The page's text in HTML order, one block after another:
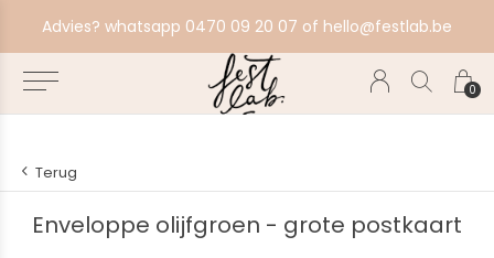
0
Advies? whatsapp 0470 09 20 07 of hello@festlab.be
Terug
Enveloppe olijfgroen - grote postkaart